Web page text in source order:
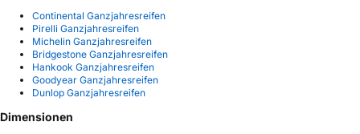
Continental Ganzjahresreifen
Pirelli Ganzjahresreifen
Michelin Ganzjahresreifen
Bridgestone Ganzjahresreifen
Hankook Ganzjahresreifen
Goodyear Ganzjahresreifen
Dunlop Ganzjahresreifen
Dimensionen